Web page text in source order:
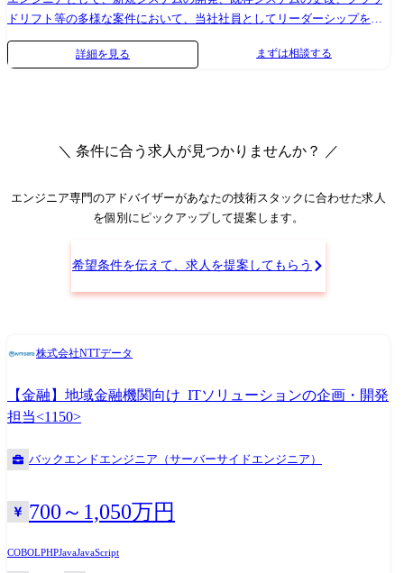
ドリフト等の多様な案件において、当社社員としてリーダーシップを発
揮し、プロジェクトを牽引頂きます。 (APアーキテクト・処理方式設
計、開発、テスト設計・実施、等) 当事業組織においては、以下のような
ククラウドを利用したシステムが多く、特にクラウド上での開発経験を
クラウド上での開発経験がない方にとっては多様な経験の場を提供でき
Java、API、スマホネイティブアプリ、フロントエンドAP) ②法人企業向
けグローバル資金管理Webシステム(パブクラ+独自基盤、Webフロント、
ルマーケテイングシステム(パブクラ、DWH) ⑤超高トランザクションEC
フローシステム、情報系システム(独自基盤、Java、C) ⑦中小サブシステ
ムのクラウド化(パブクラ) 組織情報 メガバンクのお客様とのリレーショ
詳細を見る まずは相談する
＼ 条件に合う求人が見つかりませんか？ ／
エンジニア専門のアドバイザーがあなたの技術スタックに合わせた求人
を個別にピックアップして提案します。
希望条件を伝えて、求人を提案してもらう
株式会社NTTデータ
【金融】地域金融機関向け_ITソリューションの企画・開発
担当<1150>
バックエンドエンジニア（サーバーサイドエンジニア）
700～1,050万円
COBOLPHPJavaJavaScript